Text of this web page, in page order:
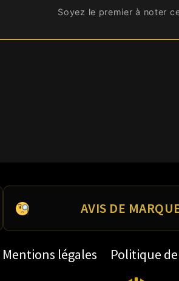
Soyez le premier à noter
AVIS DE
Avis Prozis
Avis Nutri&Co
Mentions légales Politique